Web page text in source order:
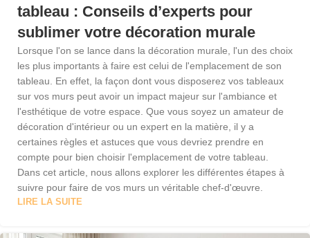
tableau : Conseils d’experts pour
sublimer votre décoration murale
Lorsque l'on se lance dans la décoration murale, l'un des choix
les plus importants à faire est celui de l'emplacement de son
tableau. En effet, la façon dont vous disposerez vos tableaux
sur vos murs peut avoir un impact majeur sur l'ambiance et
l'esthétique de votre espace. Que vous soyez un amateur de
décoration d'intérieur ou un expert en la matière, il y a
certaines règles et astuces que vous devriez prendre en
compte pour bien choisir l'emplacement de votre tableau.
Dans cet article, nous allons explorer les différentes étapes à
suivre pour faire de vos murs un véritable chef-d'œuvre.
LIRE LA SUITE